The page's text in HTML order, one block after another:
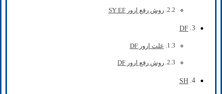
روش رفع ارور SY EF
DF
علت ارور DF
روش رفع ارور DF
SH